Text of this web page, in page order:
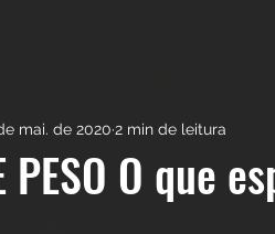
PESO O que
mai. de 2020 2 min de leitura